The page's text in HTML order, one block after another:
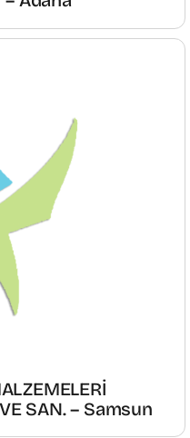
SAN. – Samsun